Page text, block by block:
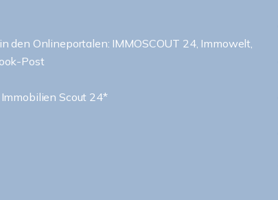
den Onlineportalen: IMMOSCOUT 24, Immowelt,
Post
Scout 24*